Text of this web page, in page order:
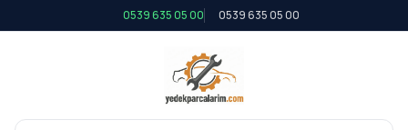
0539 635 05 00 0539 635 05 00